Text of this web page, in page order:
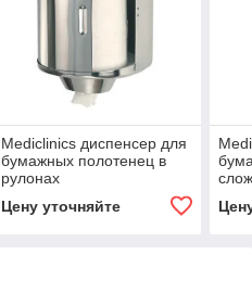
Mediclinics диспенсер для
бумажных полотенец в
рулонах
Цену уточняйте